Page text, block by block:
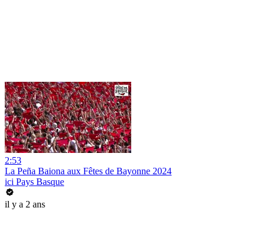
2:53
La Peña Baiona aux Fêtes de Bayonne 2024
ici Pays Basque
il y a 2 ans